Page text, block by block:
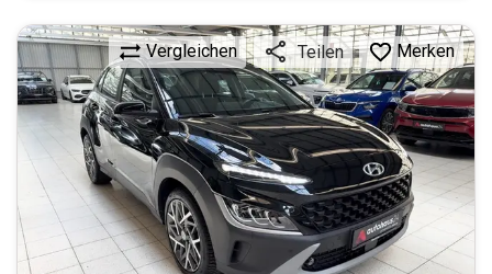
Vergleichen Teilen Merken